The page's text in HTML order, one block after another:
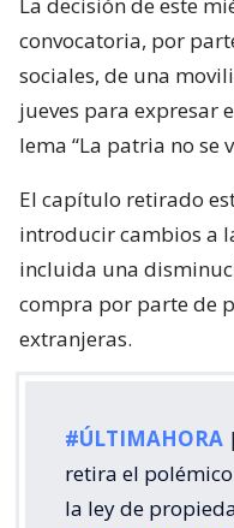
La decisión de este
convocatoria, por
sociales, de una
jueves para expresar
lema “La patria no se
El capítulo retirado
introducir cambios a
incluida una
compra por parte de
extranjeras.
#ÚLTIMAHORA
retira el
la ley de